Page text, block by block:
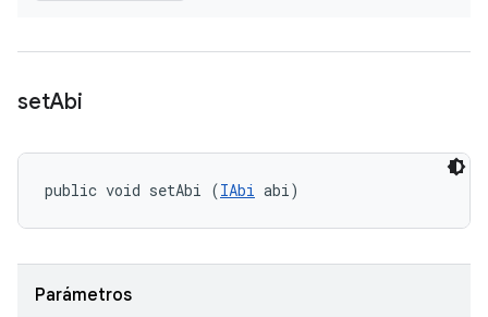
setAbi
public void setAbi (IAbi abi)
Parámetros